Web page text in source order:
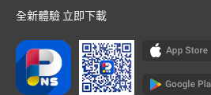
全新體驗 立即下載